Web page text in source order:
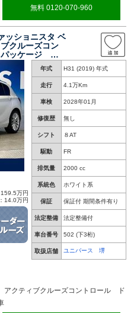
無料 0120-070-960
ッショニスタ ベ
クルーズコン
パッケージ パ
フォートパッ
ＥＤヘッド
年式 H31 (2019) 年式
走行 4.1万Km
車検 2028年01月
修復歴 無し
シフト ８AT
駆動 FR
排気量 2000 cc
系統色 ホワイト系
保証 保証付 期間条件有り
法定整備 法定整備付
車台番号 502 (下3桁)
取扱店舗 ユニバース 堺
万円
14.0万円
アクティブクルーズコントロール ド